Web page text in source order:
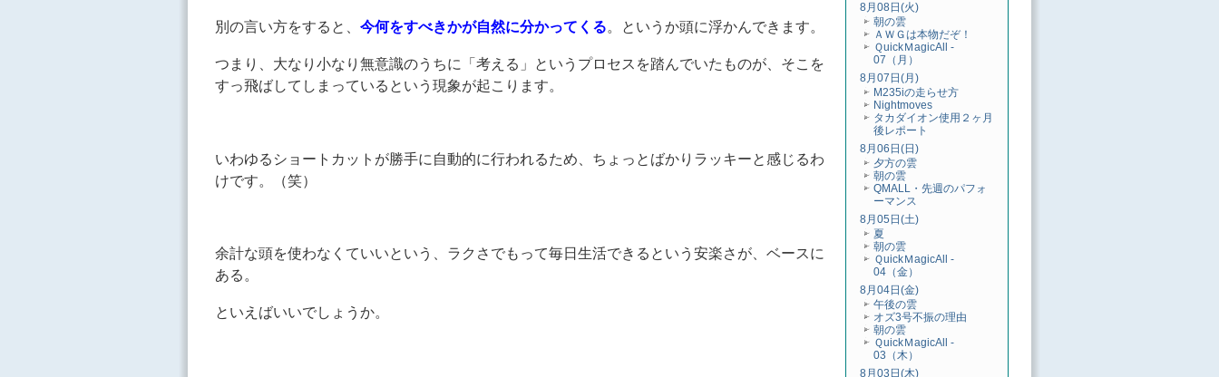
別の言い方をすると、 今何をすべきかが自然に分かってくる。というか頭に浮かんできます。
つまり、大なり小なり無意識のうちに「考える」というプロセスを踏んでいたものが、そこを
すっ飛ばしてしまっているという現象が起こります。
いわゆるショートカットが勝手に自動的に行われるため、ちょっとばかりラッキーと感じるわ
けです。（笑）
余計な頭を使わなくていいという、ラクさでもって毎日生活できるという安楽さが、ベースに
ある。
といえばいいでしょうか。
8月08日(火)
朝の雲
ＡＷＧは本物だぞ！
ＱuickＭagicAll -
07（月）
8月07日(月)
M235iの走らせ方
Nightmoves
タカダイオン使用２ヶ月
後レポート
8月06日(日)
夕方の雲
朝の雲
QMALL・先週のパフォ
ーマンス
8月05日(土)
夏
朝の雲
ＱuickＭagicAll -
04（金）
8月04日(金)
午後の雲
オズ3号不振の理由
朝の雲
ＱuickＭagicAll -
03（木）
8月03日(木)